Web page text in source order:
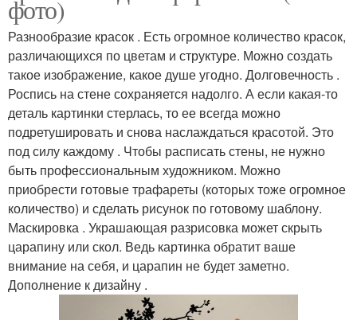
фото)
Разнообразие красок . Есть огромное количество красок,
различающихся по цветам и структуре. Можно создать
такое изображение, какое душе угодно. Долговечность .
Роспись на стене сохраняется надолго. А если какая-то
деталь картинки стерлась, то ее всегда можно
подретушировать и снова наслаждаться красотой. Это
под силу каждому . Чтобы расписать стены, не нужно
быть профессиональным художником. Можно
приобрести готовые трафареты (которых тоже огромное
количество) и сделать рисунок по готовому шаблону.
Маскировка . Украшающая разрисовка может скрыть
царапину или скол. Ведь картинка обратит ваше
внимание на себя, и царапин не будет заметно.
Дополнение к дизайну .